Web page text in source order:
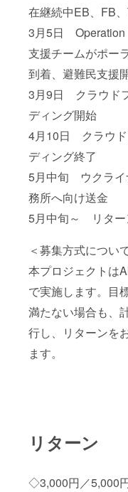
在継続中EB、FB、
3月5日 Operation
支援チームがポー
到着、避難民支援
3月9日 クラウド
ディング開始
4月10日 クラウド
ディング終了
5月中旬 ウクライ
務所へ向け送金
5月中旬～ リター
＜募集方式につい
本プロジェクトは
で実施します。目
満たない場合も、
行し、リターンを
ます。
リターン
◇3,000円／5,000